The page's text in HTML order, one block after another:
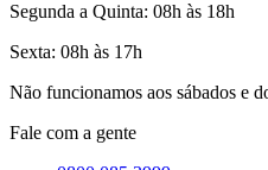
Segunda a Quinta: 08h às 18h
Sexta: 08h às 17h
Não funcionamos aos sábados e
Fale com a gente